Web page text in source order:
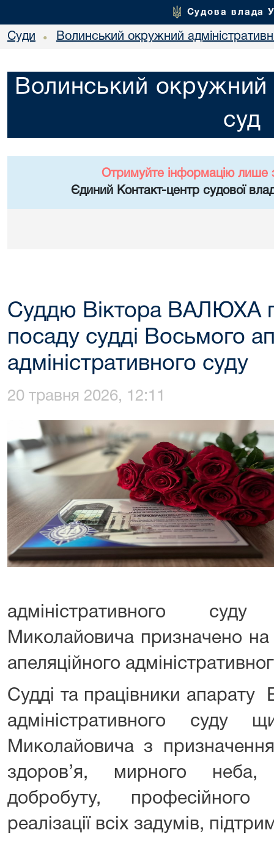
Судова влада
Суди • Волинський окружний
Волинський окружний
суд
Отримуйте інформацію лише
Єдиний Контакт-центр судової
Суддю Віктора ВАЛЮХА
посаду судді Восьмого
адміністративного суду
20 травня 2026, 12:11
адміністративного
Миколайовича призначено
апеляційного
Судді та працівники апарату
адміністративного суду
Миколайовича з
здоров’я, мирного неба,
добробуту, професійного
реалізації всіх задумів,